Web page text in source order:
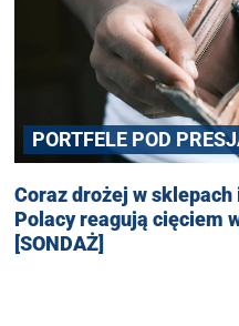
PORTFELE POD
Coraz drożej w sklepach
Polacy reagują cięciem
[SONDAŻ]